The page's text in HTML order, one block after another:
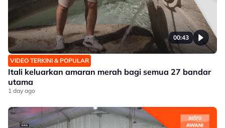
00:43
VIDEO TERKINI & POPULAR
Itali keluarkan amaran merah bagi semua 27 bandar
utama
1 day ago